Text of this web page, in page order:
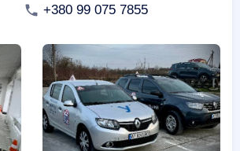
+380 99 075 7855